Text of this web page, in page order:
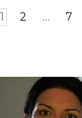
1 2 … 7